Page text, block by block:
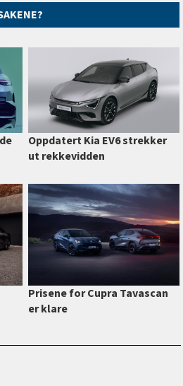
Oppdatert Kia EV6 strekker
ut rekkevidden
Prisene for Cupra Tavascan
er klare